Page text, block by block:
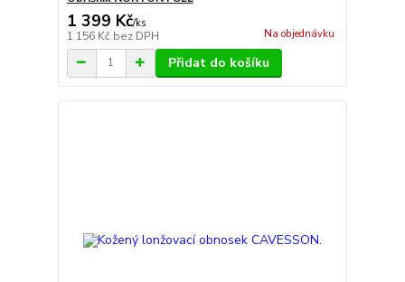
1 399 Kč/ks
1 156 Kč bez DPH Na objednávku
Přidat do košíku